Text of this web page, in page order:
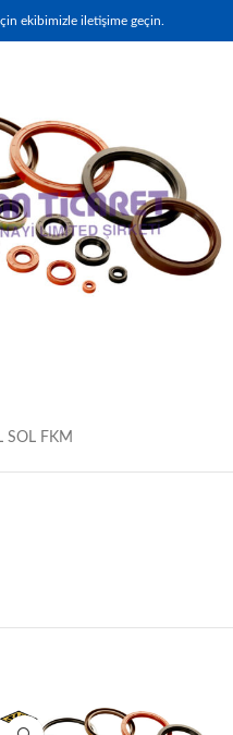
ekibimizle iletişime geçin.
SOL FKM